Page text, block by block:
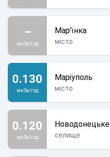
–
мкЗв/год
Мар'їнка
місто
0.130
мкЗв/год
Маріуполь
місто
0.120
мкЗв/год
Новодонецьке
селище